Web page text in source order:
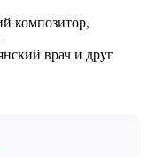
композитор,
врач и друг